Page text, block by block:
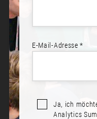
E-Mail-Adresse *
Ja, ich
Analytics